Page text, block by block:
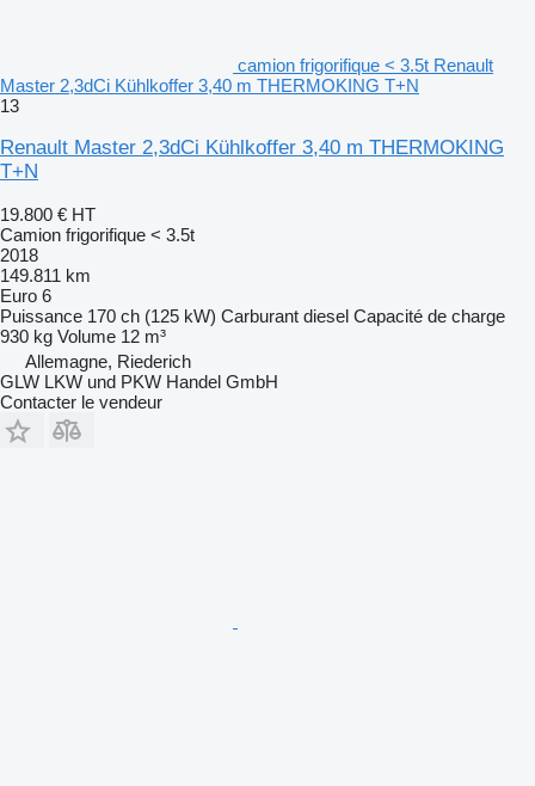
camion frigorifique < 3.5t Renault
Master 2,3dCi Kühlkoffer 3,40 m THERMOKING T+N
13
Renault Master 2,3dCi Kühlkoffer 3,40 m THERMOKING
T+N
19.800 € HT
Camion frigorifique < 3.5t
2018
149.811 km
Euro 6
Puissance 170 ch (125 kW) Carburant diesel Capacité de charge
930 kg Volume 12 m³
Allemagne, Riederich
GLW LKW und PKW Handel GmbH
Contacter le vendeur